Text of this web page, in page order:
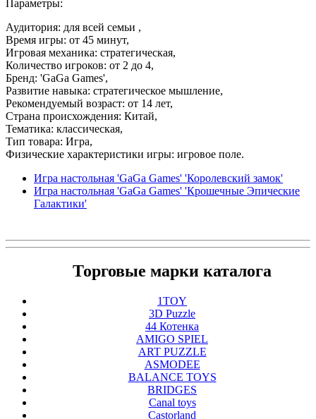
Параметры:
Аудитория: для всей семьи ,
Время игры: от 45 минут,
Игровая механика: стратегическая,
Количество игроков: от 2 до 4,
Бренд: 'GaGa Games',
Развитие навыка: стратегическое мышление,
Рекомендуемый возраст: от 14 лет,
Страна происхождения: Китай,
Тематика: классическая,
Тип товара: Игра,
Физические характеристики игры: игровое поле.
Игра настольная 'GaGa Games' 'Королевский замок'
Игра настольная 'GaGa Games' 'Крошечные Эпические
Галактики'
Торговые марки каталога
1TOY
3D Puzzle
44 Котенка
AMIGO SPIEL
ART PUZZLE
ASMODEE
BALANCE TOYS
BRIDGES
Canal toys
Castorland